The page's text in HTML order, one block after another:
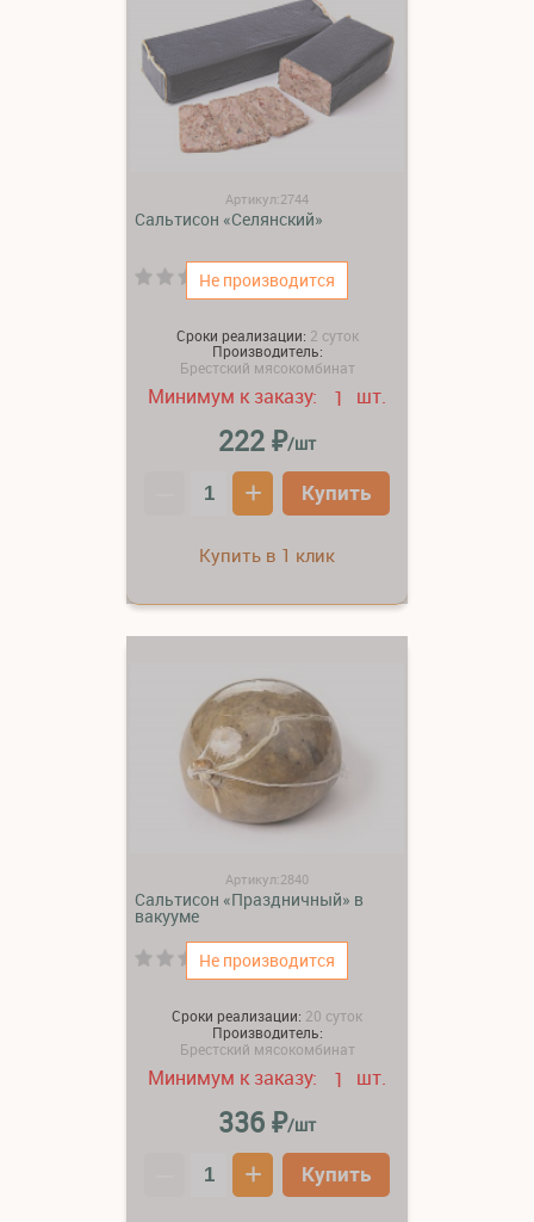
Не производится
Артикул:2744
Сальтисон «Селянский»
(0)
Сроки реализации: 2 суток
Производитель:
Брестский мясокомбинат
Минимум к заказу: 1 шт.
222₽/шт
+ Купить
Купить в 1 клик
Не производится
Артикул:2840
Сальтисон «Праздничный» в
вакууме
(0)
Сроки реализации: 20 суток
Производитель:
Брестский мясокомбинат
Минимум к заказу: 1 шт.
336₽/шт
+ Купить